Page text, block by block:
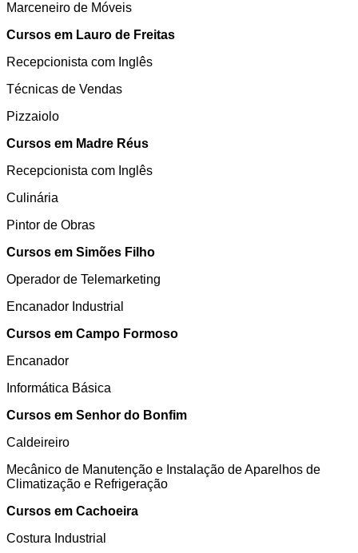
Marceneiro de Móveis
Cursos em Lauro de Freitas
Recepcionista com Inglês
Técnicas de Vendas
Pizzaiolo
Cursos em Madre Réus
Recepcionista com Inglês
Culinária
Pintor de Obras
Cursos em Simões Filho
Operador de Telemarketing
Encanador Industrial
Cursos em Campo Formoso
Encanador
Informática Básica
Cursos em Senhor do Bonfim
Caldeireiro
Mecânico de Manutenção e Instalação de Aparelhos de
Climatização e Refrigeração
Cursos em Cachoeira
Costura Industrial